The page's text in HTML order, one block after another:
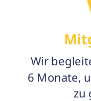
Wir
6 Monate,
zu